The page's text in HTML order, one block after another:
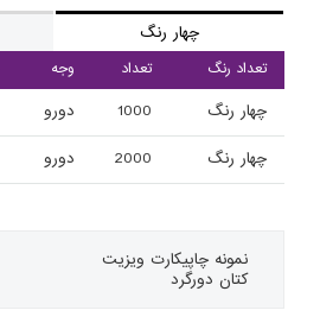
چهار رنگ
تعداد رنگ تعداد وجه
چهار رنگ 1000 دورو
چهار رنگ 2000 دورو
نمونه چاپیکارت ویزیت
کتان دورگرد